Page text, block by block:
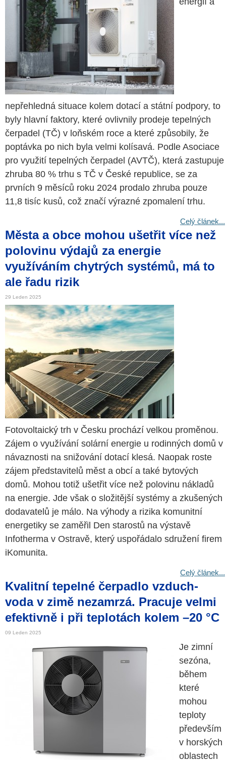
nepřehledná situace kolem dotací a státní podpory, to
byly hlavní faktory, které ovlivnily prodeje tepelných
čerpadel (TČ) v loňském roce a které způsobily, že
poptávka po nich byla velmi kolísavá. Podle Asociace
pro využití tepelných čerpadel (AVTČ), která zastupuje
zhruba 80 % trhu s TČ v České republice, se za
prvních 9 měsíců roku 2024 prodalo zhruba pouze
11,8 tisíc kusů, což značí výrazné zpomalení trhu.
Celý článek...
Města a obce mohou ušetřit více než
polovinu výdajů za energie
využíváním chytrých systémů, má to
ale řadu rizik
29 Leden 2025
Fotovoltaický trh v Česku prochází velkou proměnou.
Zájem o využívání solární energie u rodinných domů v
návaznosti na snižování dotací klesá. Naopak roste
zájem představitelů měst a obcí a také bytových
domů. Mohou totiž ušetřit více než polovinu nákladů
na energie. Jde však o složitější systémy a zkušených
dodavatelů je málo. Na výhody a rizika komunitní
energetiky se zaměřil Den starostů na výstavě
Infotherma v Ostravě, který uspořádalo sdružení firem
iKomunita.
Celý článek...
Kvalitní tepelné čerpadlo vzduch-
voda v zimě nezamrzá. Pracuje velmi
efektivně i při teplotách kolem –20 °C
09 Leden 2025
Je zimní
sezóna,
během
které
mohou
teploty
především
v horských
oblastech